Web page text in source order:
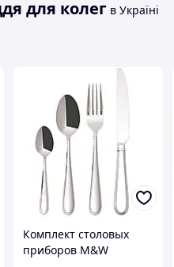
для колег в Україні
Комплект столовых
приборов M&W